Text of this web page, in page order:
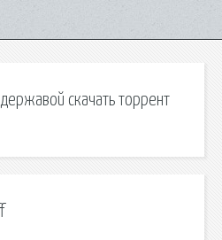
скачать торрент